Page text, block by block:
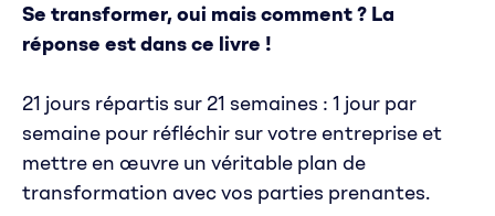
Se transformer, oui mais comment ? La
réponse est dans ce livre !
21 jours répartis sur 21 semaines : 1 jour par
semaine pour réfléchir sur votre entreprise et
mettre en œuvre un véritable plan de
transformation avec vos parties prenantes.